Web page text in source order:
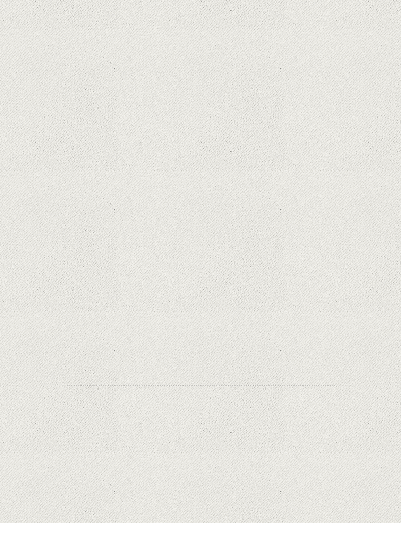
are secrete
iPhone 12 Mini, bijuteria - TECH REVIEW
Apple cedează, în sfârșit. Piese de schimb pentru
iPhone și Mac, puse în vânzare
Rețelele sociale au pierdut deja 10 miliarde de
dolari din cauza noilor reguli Apple privind
urmărirea utilizatorilor